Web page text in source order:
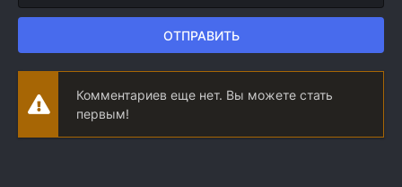
ОТПРАВИТЬ
Комментариев еще нет. Вы можете стать
первым!